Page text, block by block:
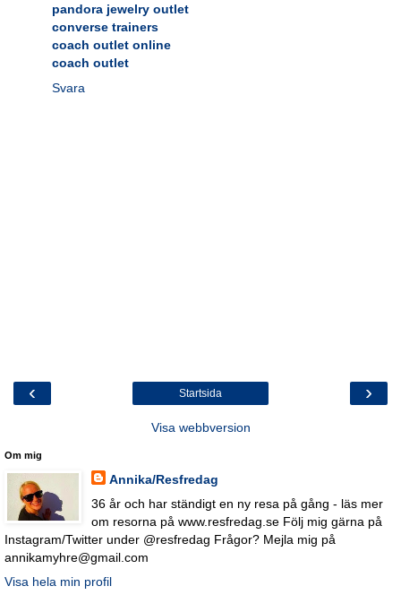
pandora jewelry outlet
converse trainers
coach outlet online
coach outlet
Svara
‹ ›
Startsida
Visa webbversion
Om mig
Annika/Resfredag
36 år och har ständigt en ny resa på gång - läs mer
om resorna på www.resfredag.se Följ mig gärna på
Instagram/Twitter under @resfredag Frågor? Mejla mig på
annikamyhre@gmail.com
Visa hela min profil